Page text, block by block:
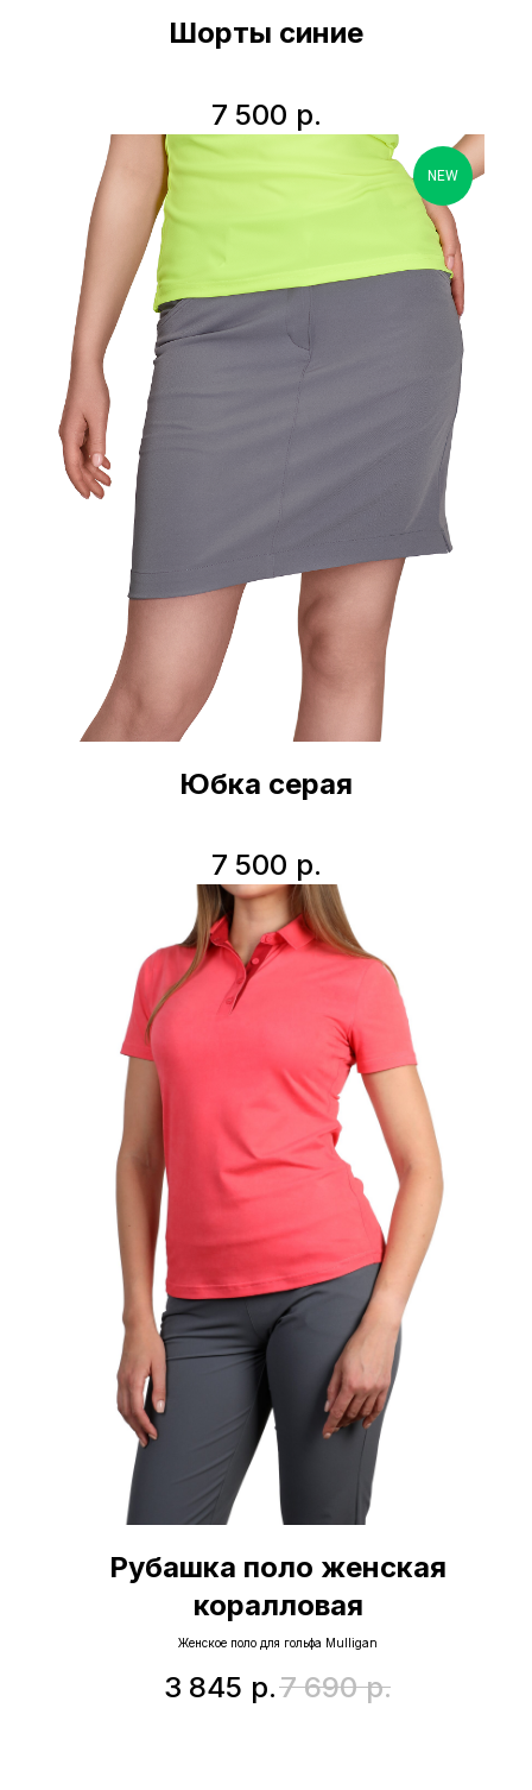
Шорты синие
7 500 р.
NEW
Юбка серая
7 500 р.
Рубашка поло женская
коралловая
Женское поло для гольфа Mulligan
3 845 р.7 690 р.